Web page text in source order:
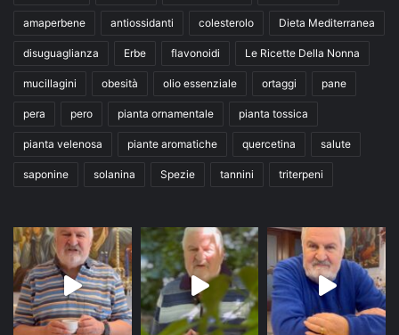
amaperbene antiossidanti colesterolo Dieta Mediterranea
disuguaglianza Erbe flavonoidi Le Ricette Della Nonna
mucillagini obesità olio essenziale ortaggi pane
pera pero pianta ornamentale pianta tossica
pianta velenosa piante aromatiche quercetina salute
saponine solanina Spezie tannini triterpeni